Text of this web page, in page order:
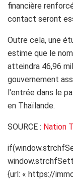
financière
contact seront
Outre cela, une
estime que le
atteindra 46,96
gouvernement
l'entrée dans le
en Thaïlande.
SOURCE : Nation
{url: « https://